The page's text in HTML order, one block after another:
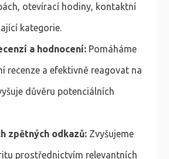
otevírací hodiny, kontaktní
kategorie.
a hodnocení:Pomáháme
recenze a efektivně reagovat na
důvěru potenciálních
zpětných odkazů:Zvyšujeme
prostřednictvím relevantních